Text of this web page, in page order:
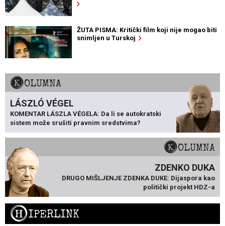
ŽUTA PISMA: Kritički film koji nije mogao biti
snimljen u Turskoj
KOLUMNA
LÁSZLÓ VÉGEL
KOMENTAR LÁSZLA VÉGELA: Da li se autokratski
sistem može srušiti pravnim sredstvima?
KOLUMNA
ZDENKO DUKA
DRUGO MIŠLJENJE ZDENKA DUKE: Dijaspora kao
politički projekt HDZ-a
HIPERLINK